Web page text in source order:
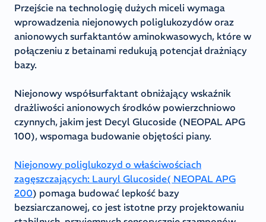
Przejście na technologię dużych miceli wymaga
wprowadzenia niejonowych poliglukozydów oraz
anionowych surfaktantów aminokwasowych, które w
połączeniu z betainami redukują potencjał drażniący
bazy.
Niejonowy współsurfaktant obniżający wskaźnik
drażliwości anionowych środków powierzchniowo
czynnych, jakim jest Decyl Glucoside (NEOPAL APG
100), wspomaga budowanie objętości piany.
Niejonowy poliglukozyd o właściwościach
zagęszczających: Lauryl Glucoside( NEOPAL APG
200) pomaga budować lepkość bazy
bezsiarczanowej, co jest istotne przy projektowaniu